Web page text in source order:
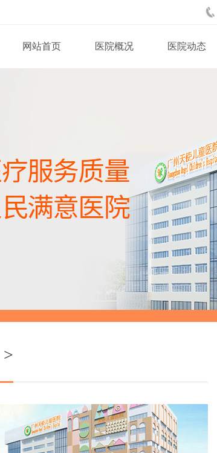
网站首页 医院概况 医院动态
>